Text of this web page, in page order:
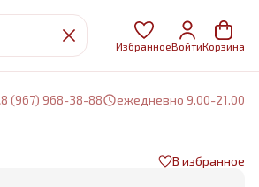
ИзбранноеВойтиКорзина
8 (967) 968-38-88 ежедневно 9.00-21.00
В избранное